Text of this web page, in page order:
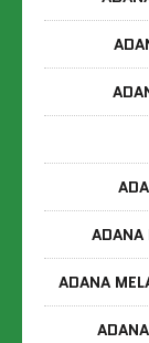
ADANA
ADANA